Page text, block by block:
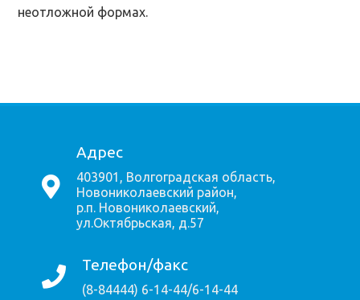
неотложной формах.
Адрес
403901, Волгоградская область,
Новониколаевский район,
р.п. Новониколаевский,
ул.Октябрьская, д.57
Телефон/факс
(8-84444) 6-14-44/6-14-44